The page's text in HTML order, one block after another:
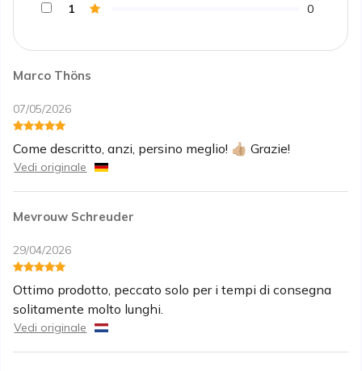
Marco Thöns
07/05/2026
Come descritto, anzi, persino meglio! 👍🏼 Grazie!
Vedi originale
Mevrouw Schreuder
29/04/2026
Ottimo prodotto, peccato solo per i tempi di consegna
solitamente molto lunghi.
Vedi originale
1
0